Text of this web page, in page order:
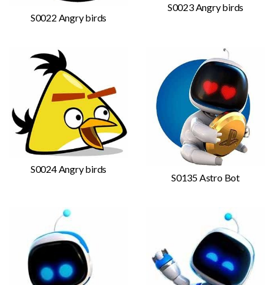
S0022 Angry birds
S0023 Angry birds
S0024 Angry birds
S0135 Astro Bot